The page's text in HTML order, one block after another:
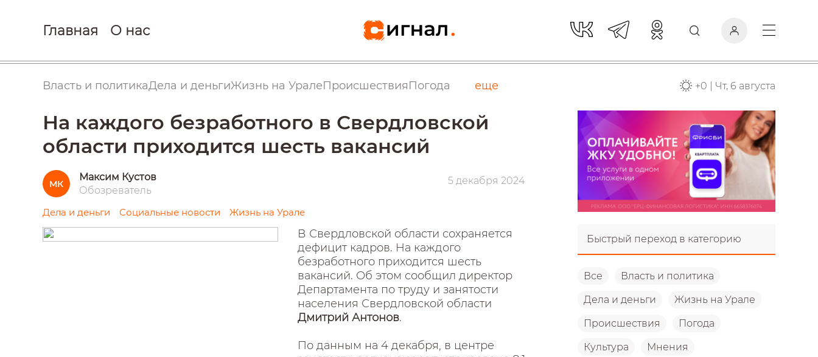
Главная О нас
Власть и политикаДела и деньгиЖизнь на УралеПроисшествияПогода еще +0 Чт, 6 августа
На каждого безработного в Свердловской
области приходится шесть вакансий
МК
Максим Кустов
Обозреватель
5 декабря 2024
Дела и деньги Социальные новости Жизнь на Урале
В Свердловской области сохраняется
дефицит кадров. На каждого
безработного приходится шесть
вакансий. Об этом сообщил директор
Департамента по труду и занятости
населения Свердловской области
Дмитрий Антонов.
По данным на 4 декабря, в центре
Быстрый переход в категорию
Все Власть и политика
Дела и деньги Жизнь на Урале
Происшествия Погода
Культура Мнения